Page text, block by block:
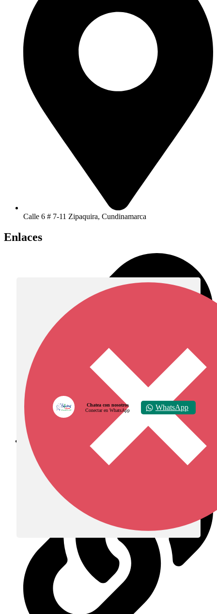
Calle 6 # 7-11 Zipaquira, Cundinamarca
Enlaces
Diócesis de Zipaquirá
Chatea con nosotros
Conectar en WhatsApp
WhatsApp